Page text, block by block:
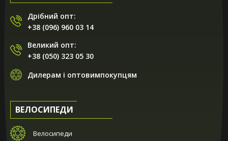
Дрібний опт:
+38 (096) 960 03 14
Великий опт:
+38 (050) 323 05 30
Дилерам і оптовимпокупцям
ВЕЛОСИПЕДИ
Велосипеди